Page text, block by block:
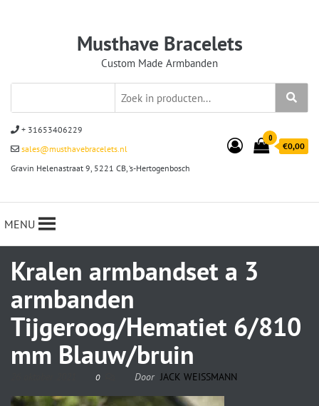
Musthave Bracelets
Custom Made Armbanden
+ 31653406229
sales@musthavebracelets.nl
Gravin Helenastraat 9, 5221 CB, ‘s-Hertogenbosch
0
€0,00
MENU
Kralen armbandset a 3
armbanden
Tijgeroog/Hematiet 6/810
mm Blauw/bruin
0 Door JACK WEISSMANN